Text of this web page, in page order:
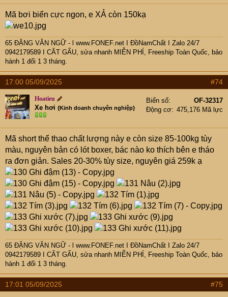
Mã bơi biển cực ngon, e XẢ còn 150kạ
65 ĐẶNG VĂN NGỮ - l www.FONEF.net I ĐồNamChất I Zalo 24/7
0942179589 I CĂT GẤU, sửa nhanh MIỄN PHÍ, Freeship Toàn Quốc, bảo
hành 1 đổi 1 3 tháng.
17:00 05/09/2025 #74
Hoatieu
Xe hơi {Kinh doanh chuyên nghiệp}
Biển số
OF-32317
Động cơ
475,176 Mã lực
Mã short thể thao chất lượng này e còn size 85-100kg tùy
màu, nguyên bản có lót boxer, bác nào ko thích bên e tháo
ra đơn giản. Sales 20-30% tùy size, nguyên giá 259k ạ
65 ĐẶNG VĂN NGỮ - l www.FONEF.net I ĐồNamChất I Zalo 24/7
0942179589 I CĂT GẤU, sửa nhanh MIỄN PHÍ, Freeship Toàn Quốc, bảo
hành 1 đổi 1 3 tháng.
17:01 05/09/2025 #75